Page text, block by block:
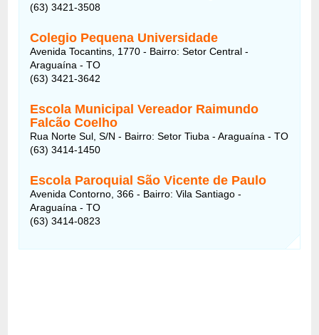
(63) 3421-3508
Colegio Pequena Universidade
Avenida Tocantins, 1770 - Bairro: Setor Central -
Araguaína - TO
(63) 3421-3642
Escola Municipal Vereador Raimundo
Falcão Coelho
Rua Norte Sul, S/N - Bairro: Setor Tiuba - Araguaína - TO
(63) 3414-1450
Escola Paroquial São Vicente de Paulo
Avenida Contorno, 366 - Bairro: Vila Santiago -
Araguaína - TO
(63) 3414-0823